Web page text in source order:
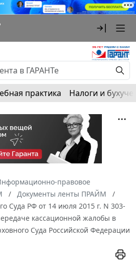
практика Налоги и
правовое
Документы ленты ПРАЙМ
Суда РФ от 14 июля 2015 г. N 303-
кассационной жалобы в
Суда Российской Федерации